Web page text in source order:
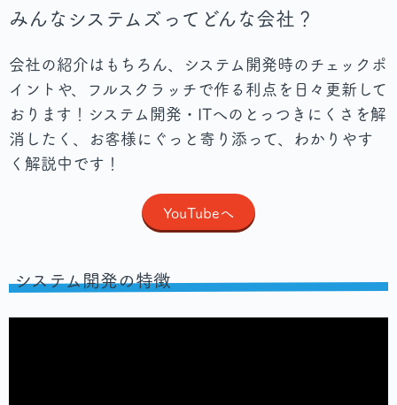
みんなシステムズってどんな会社？
会社の紹介はもちろん、システム開発時のチェックポ
イントや、フルスクラッチで作る利点を日々更新して
おります！システム開発・ITへのとっつきにくさを解
消したく、お客様にぐっと寄り添って、わかりやす
く解説中です！
YouTubeへ
システム開発の特徴